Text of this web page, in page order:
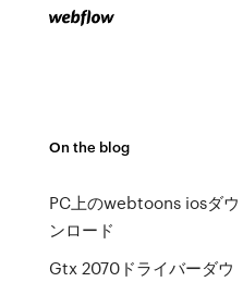
On the blog
PC上のwebtoons iosダウ
ンロード
Gtx 2070ドライバーダウ